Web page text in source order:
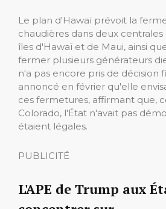
Le plan d'Hawaï prévoit la
chaudières dans deux
îles d'Hawaï et de Maui, ainsi
fermer plusieurs générateurs
n'a pas encore pris de décision
annoncé en février qu'elle
ces fermetures, affirmant que,
Colorado, l'État n'avait pas
étaient légales.
PUBLICITÉ
L'APE de Trump aux